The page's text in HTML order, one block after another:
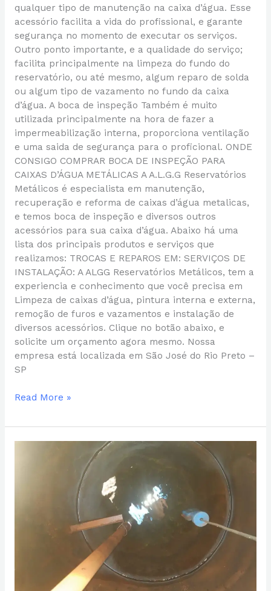
qualquer tipo de manutenção na caixa d’água. Esse
acessório facilita a vida do profissional, e garante
segurança no momento de executar os serviços.
Outro ponto importante, e a qualidade do serviço;
facilita principalmente na limpeza do fundo do
reservatório, ou até mesmo, algum reparo de solda
ou algum tipo de vazamento no fundo da caixa
d’água. A boca de inspeção Também é muito
utilizada principalmente na hora de fazer a
impermeabilização interna, proporciona ventilação
e uma saida de segurança para o proficional. ONDE
CONSIGO COMPRAR BOCA DE INSPEÇÃO PARA
CAIXAS D’ÁGUA METÁLICAS A A.L.G.G Reservatórios
Metálicos é especialista em manutenção,
recuperação e reforma de caixas d’água metalicas,
e temos boca de inspeção e diversos outros
acessórios para sua caixa d’água. Abaixo há uma
lista dos principais produtos e serviços que
realizamos: TROCAS E REPAROS EM: SERVIÇOS DE
INSTALAÇÃO: A ALGG Reservatórios Metálicos, tem a
experiencia e conhecimento que você precisa em
Limpeza de caixas d’água, pintura interna e externa,
remoção de furos e vazamentos e instalação de
diversos acessórios. Clique no botão abaixo, e
solicite um orçamento agora mesmo. Nossa
empresa está localizada em São José do Rio Preto –
SP
Read More »